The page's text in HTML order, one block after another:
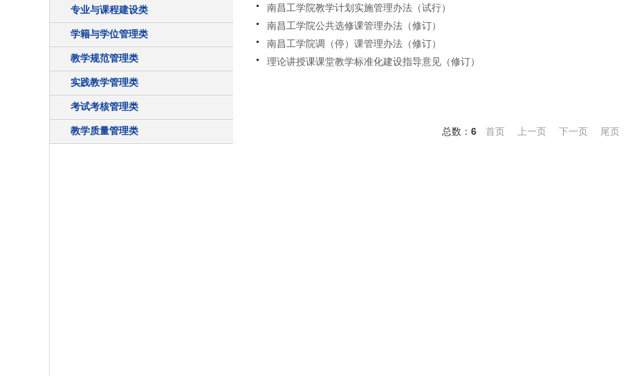
专业与课程建设类
学籍与学位管理类
教学规范管理类
实践教学管理类
考试考核管理类
教学质量管理类
南昌工学院教学计划实施管理办法（试行）
南昌工学院公共选修课管理办法（修订）
南昌工学院调（停）课管理办法（修订）
理论讲授课课堂教学标准化建设指导意见（修订）
总数： 6 首页 上一页 下一页 尾页